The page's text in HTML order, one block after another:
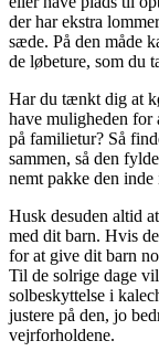
der har ekstra
sæde. På den måde
de løbeture, som du
Har du tænkt dig at
have muligheden for
på familietur? Så
sammen, så den
nemt pakke den
Husk desuden altid
med dit barn. Hvis
for at give dit barn
Til de solrige dage
solbeskyttelse i
justere på den, jo
vejrforholdene.